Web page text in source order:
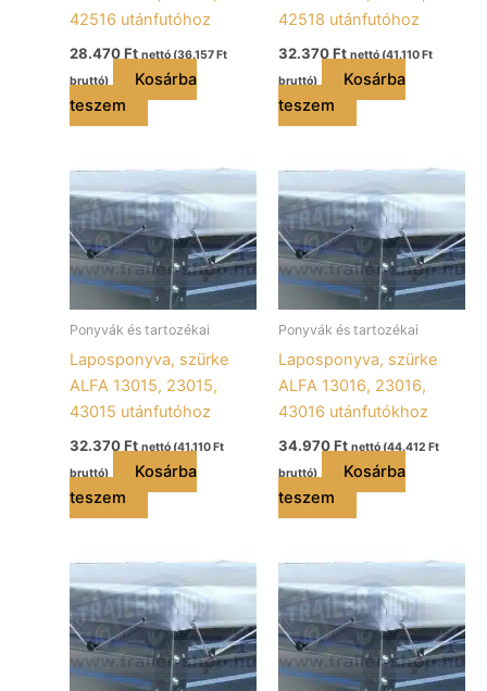
42516 utánfutóhoz
28.470Ft nettó (36.157Ft
bruttó)
Kosárba
teszem
42518 utánfutóhoz
32.370Ft nettó (41.110Ft
bruttó)
Kosárba
teszem
Ponyvák és tartozékai
Laposponyva, szürke
ALFA 13015, 23015,
43015 utánfutóhoz
32.370Ft nettó (41.110Ft
bruttó)
Kosárba
teszem
Ponyvák és tartozékai
Laposponyva, szürke
ALFA 13016, 23016,
43016 utánfutókhoz
34.970Ft nettó (44.412 Ft
bruttó)
Kosárba
teszem